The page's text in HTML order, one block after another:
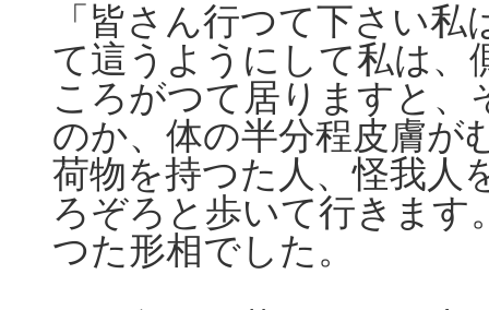
「皆さん行つて下さい
て這うようにして私は、
ころがつて居りますと
のか、体の半分程皮膚が
荷物を持つた人、怪我人
ろぞろと歩いて行きます
つた形相でした。